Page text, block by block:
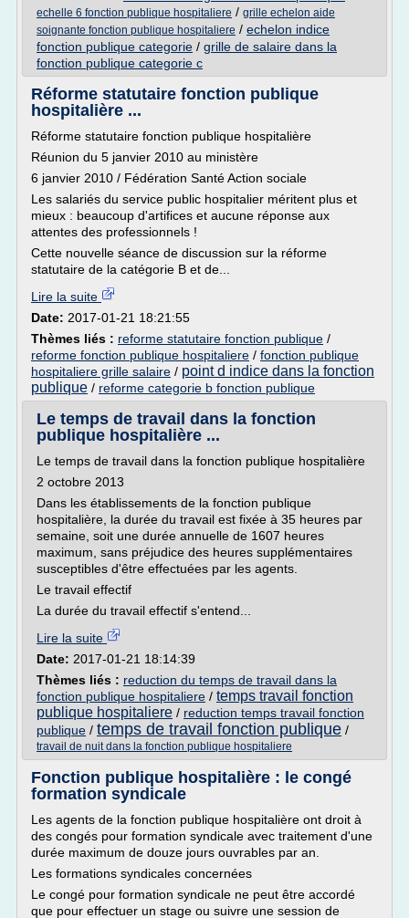
echelle 6 fonction publique hospitaliere / grille echelon aide
soignante fonction publique hospitaliere / echelon indice
fonction publique categorie / grille de salaire dans la
fonction publique categorie c
Réforme statutaire fonction publique
hospitalière ...
Réforme statutaire fonction publique hospitalière
Réunion du 5 janvier 2010 au ministère
6 janvier 2010 / Fédération Santé Action sociale
Les salariés du service public hospitalier méritent plus et
mieux : beaucoup d'artifices et aucune réponse aux
attentes des professionnels !
Cette nouvelle séance de discussion sur la réforme
statutaire de la catégorie B et de...
Lire la suite
Date: 2017-01-21 18:21:55
Thèmes liés : reforme statutaire fonction publique /
reforme fonction publique hospitaliere / fonction publique
hospitaliere grille salaire / point d indice dans la fonction
publique / reforme categorie b fonction publique
Le temps de travail dans la fonction
publique hospitalière ...
Le temps de travail dans la fonction publique hospitalière
2 octobre 2013
Dans les établissements de la fonction publique
hospitalière, la durée du travail est fixée à 35 heures par
semaine, soit une durée annuelle de 1607 heures
maximum, sans préjudice des heures supplémentaires
susceptibles d'être effectuées par les agents.
Le travail effectif
La durée du travail effectif s'entend...
Lire la suite
Date: 2017-01-21 18:14:39
Thèmes liés : reduction du temps de travail dans la
fonction publique hospitaliere / temps travail fonction
publique hospitaliere / reduction temps travail fonction
publique / temps de travail fonction publique /
travail de nuit dans la fonction publique hospitaliere
Fonction publique hospitalière : le congé
formation syndicale
Les agents de la fonction publique hospitalière ont droit à
des congés pour formation syndicale avec traitement d'une
durée maximum de douze jours ouvrables par an.
Les formations syndicales concernées
Le congé pour formation syndicale ne peut être accordé
que pour effectuer un stage ou suivre une session de